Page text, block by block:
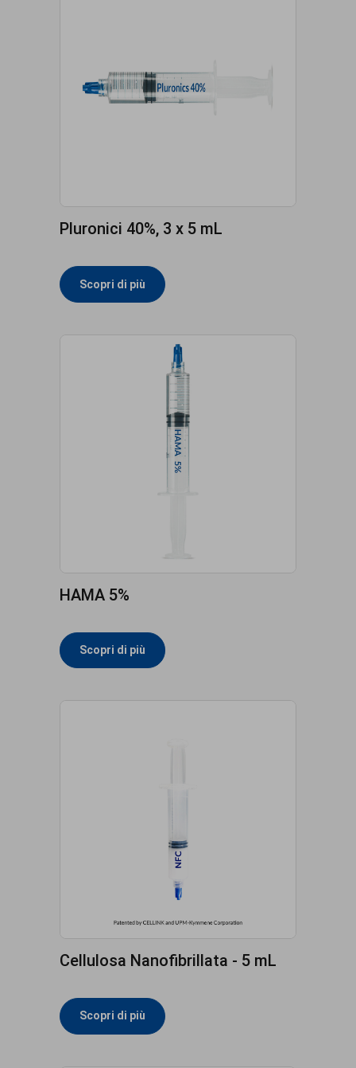
Pluronici 40%, 3 x 5 mL
Scopri di più
HAMA 5%
Scopri di più
Cellulosa Nanofibrillata - 5 mL
Scopri di più